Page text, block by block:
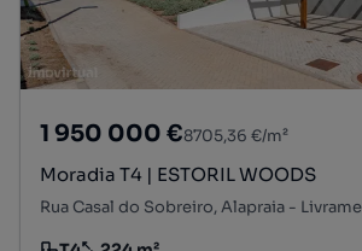
1 950 000 €8705,36 €/m²
Moradia T4 | ESTORIL WOODS